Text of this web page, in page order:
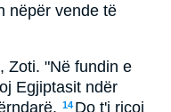
nëpër vende të
Zoti. "Në fundin e
Egjiptasit ndër
14 Do t'i riçoj